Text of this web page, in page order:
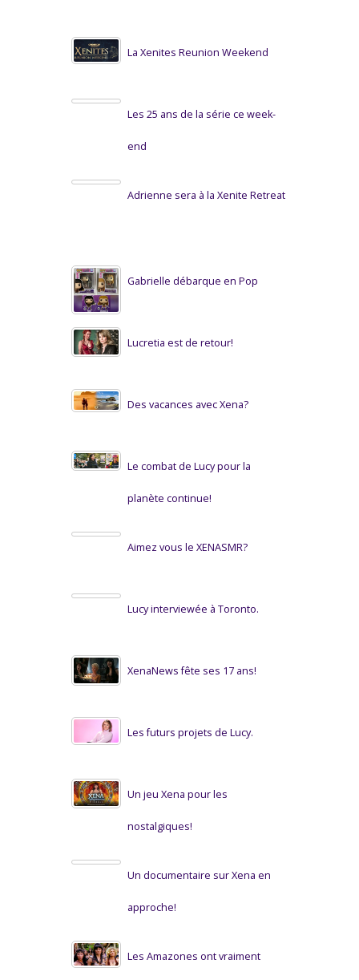
La Xenites Reunion Weekend
Les 25 ans de la série ce week-
end
Adrienne sera à la Xenite Retreat
Gabrielle débarque en Pop
Lucretia est de retour!
Des vacances avec Xena?
Le combat de Lucy pour la
planète continue!
Aimez vous le XENASMR?
Lucy interviewée à Toronto.
XenaNews fête ses 17 ans!
Les futurs projets de Lucy.
Un jeu Xena pour les
nostalgiques!
Un documentaire sur Xena en
approche!
Les Amazones ont vraiment